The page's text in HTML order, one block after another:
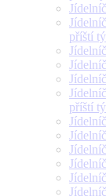
příští
příští